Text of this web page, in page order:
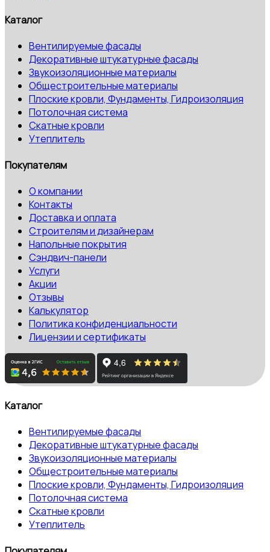
Каталог
Вентилируемые фасады
Декоративные штукатурные фасады
Звукоизоляционные материалы
Общестроительные материалы
Плоские кровли, Фундаменты, Гидроизоляция
Потолочная система
Скатные кровли
Утеплитель
Покупателям
О компании
Контакты
Доставка и оплата
Строителям и дизайнерам
Напольные покрытия
Сэндвич-панели
Услуги
Акции
Отзывы
Калькулятор
Политика конфиденциальности
Лицензии и сертификаты
Каталог
Вентилируемые фасады
Декоративные штукатурные фасады
Звукоизоляционные материалы
Общестроительные материалы
Плоские кровли, Фундаменты, Гидроизоляция
Потолочная система
Скатные кровли
Утеплитель